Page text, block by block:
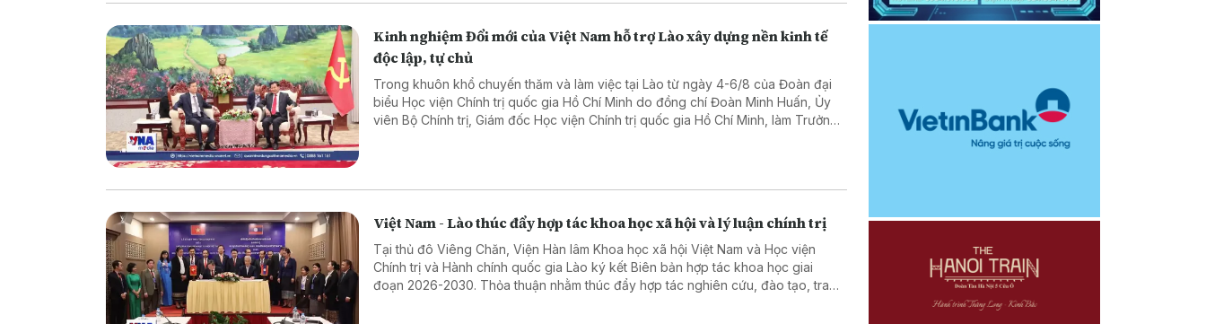
Kinh nghiệm Đổi mới của Việt Nam hỗ trợ Lào xây dựng nền kinh tế
độc lập, tự chủ
Trong khuôn khổ chuyến thăm và làm việc tại Lào từ ngày 4-6/8 của Đoàn đại
biểu Học viện Chính trị quốc gia Hồ Chí Minh do đồng chí Đoàn Minh Huấn, Ủy
viên Bộ Chính trị, Giám đốc Học viện Chính trị quốc gia Hồ Chí Minh, làm Trưởng
Việt Nam - Lào thúc đẩy hợp tác khoa học xã hội và lý luận chính trị
Tại thủ đô Viêng Chăn, Viện Hàn lâm Khoa học xã hội Việt Nam và Học viện
Chính trị và Hành chính quốc gia Lào ký kết Biên bản hợp tác khoa học giai
đoạn 2026-2030. Thỏa thuận nhằm thúc đẩy hợp tác nghiên cứu, đào tạo, trao